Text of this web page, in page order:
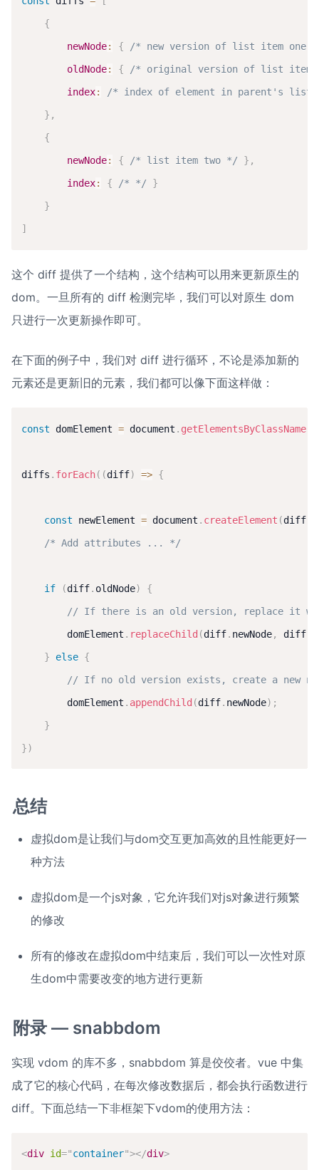
{
newNode: {
/* new version of list item one
oldNode: {
/* original version of list item
index:
/* index of element in parent's list
} ,
{
newNode: { /* list item two */ } ,
index: { /* */
}
}
]
这个 diff 提供了一个结构，这个结构可以用来更新原生的
dom。一旦所有的 diff 检测完毕，我们可以对原生 dom
只进行一次更新操作即可。
在下面的例子中，我们对 diff 进行循环，不论是添加新的
元素还是更新旧的元素，我们都可以像下面这样做：
const domElement = document . getElementsByClassName(
diffs . forEach( (diff) => {
const newElement = document . createElement (diff.
/* Add attributes ... */
if (diff. oldNode)
{
// If there is an old version, replace it
        domElement
. replaceChild (diff. newNode, diff.
}
else {
// If no old version exists, create a new
        domElement
. appendChild (diff. newNode) ;
}
})
总结
虚拟dom是让我们与dom交互更加高效的且性能更好一
种方法
虚拟dom是一个js对象，它允许我们对js对象进行频繁
的修改
所有的修改在虚拟dom中结束后，我们可以一次性对原
生dom中需要改变的地方进行更新
附录 — snabbdom
实现 vdom 的库不多，snabbdom 算是佼佼者。vue 中集
成了它的核心代码，在每次修改数据后，都会执行函数进行
diff。下面总结一下非框架下vdom的使用方法：
<div id="container"></div>